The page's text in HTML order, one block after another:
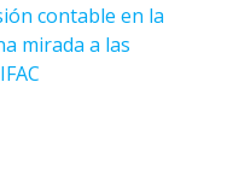
contable en la
mirada a las